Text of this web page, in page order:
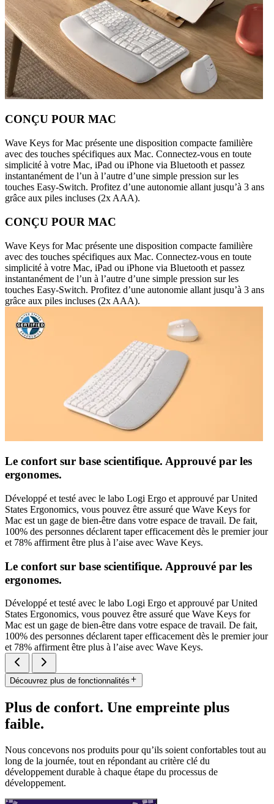
CONÇU POUR MAC
Wave Keys for Mac présente une disposition compacte familière
avec des touches spécifiques aux Mac. Connectez-vous en toute
simplicité à votre Mac, iPad ou iPhone via Bluetooth et passez
instantanément de l’un à l’autre d’une simple pression sur les
touches Easy-Switch. Profitez d’une autonomie allant jusqu’à 3 ans
grâce aux piles incluses (2x AAA).
CONÇU POUR MAC
Wave Keys for Mac présente une disposition compacte familière
avec des touches spécifiques aux Mac. Connectez-vous en toute
simplicité à votre Mac, iPad ou iPhone via Bluetooth et passez
instantanément de l’un à l’autre d’une simple pression sur les
touches Easy-Switch. Profitez d’une autonomie allant jusqu’à 3 ans
grâce aux piles incluses (2x AAA).
Le confort sur base scientifique. Approuvé par les
ergonomes.
Développé et testé avec le labo Logi Ergo et approuvé par United
States Ergonomics, vous pouvez être assuré que Wave Keys for
Mac est un gage de bien-être dans votre espace de travail. De fait,
100% des personnes déclarent taper efficacement dès le premier jour
et 78% affirment être plus à l’aise avec Wave Keys.
Le confort sur base scientifique. Approuvé par les
ergonomes.
Développé et testé avec le labo Logi Ergo et approuvé par United
States Ergonomics, vous pouvez être assuré que Wave Keys for
Mac est un gage de bien-être dans votre espace de travail. De fait,
100% des personnes déclarent taper efficacement dès le premier jour
et 78% affirment être plus à l’aise avec Wave Keys.
Découvrez plus de fonctionnalités
Plus de confort. Une empreinte plus
faible.
Nous concevons nos produits pour qu’ils soient confortables tout au
long de la journée, tout en répondant au critère clé du
développement durable à chaque étape du processus de
développement.